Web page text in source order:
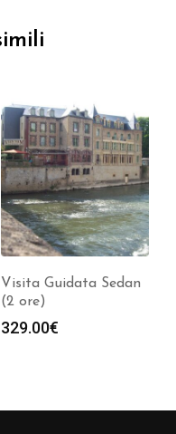
Visita Guidata Sedan
(2 ore)
329.00€